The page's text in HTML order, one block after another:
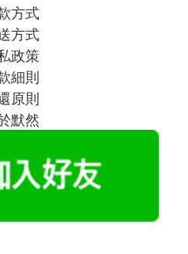
方式
方式
政策
細則
原則
默然